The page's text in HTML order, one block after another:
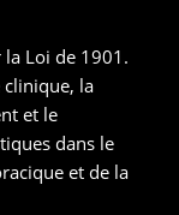
Loi de 1901.
clinique, la
et le
dans le
et de la